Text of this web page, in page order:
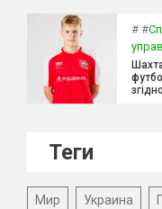
# #
Теги
Мир Украина